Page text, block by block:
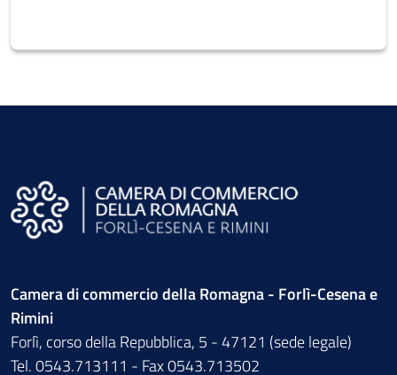
Camera di commercio della Romagna - Forlì-Cesena e
Rimini
Forlì, corso della Repubblica, 5 - 47121 (sede legale)
Tel. 0543.713111 - Fax 0543.713502